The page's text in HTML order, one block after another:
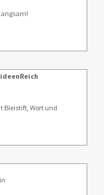
Bleistift, Wort und